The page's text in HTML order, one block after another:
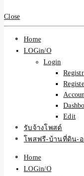
รับโพสบ้า
บ้าน
Close
Home
LOGin/O
Login
Edit
รับจ้างโพสต์
โพสฟรี-บ้านที่ดิน-
Home
LOGin/O